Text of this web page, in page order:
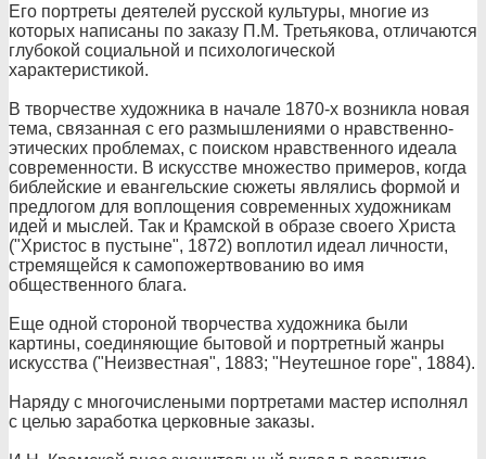
Его портреты деятелей русской культуры, многие из
которых написаны по заказу П.М. Третьякова, отличаются
глубокой социальной и психологической
характеристикой.
В творчестве художника в начале 1870-х возникла новая
тема, связанная с его размышлениями о нравственно-
этических проблемах, с поиском нравственного идеала
современности. В искусстве множество примеров, когда
библейские и евангельские сюжеты являлись формой и
предлогом для воплощения современных художникам
идей и мыслей. Так и Крамской в образе своего Христа
("Христос в пустыне", 1872) воплотил идеал личности,
стремящейся к самопожертвованию во имя
общественного блага.
Еще одной стороной творчества художника были
картины, соединяющие бытовой и портретный жанры
искусства ("Неизвестная", 1883; "Неутешное горе", 1884).
Наряду с многочислеными портретами мастер исполнял
с целью заработка церковные заказы.